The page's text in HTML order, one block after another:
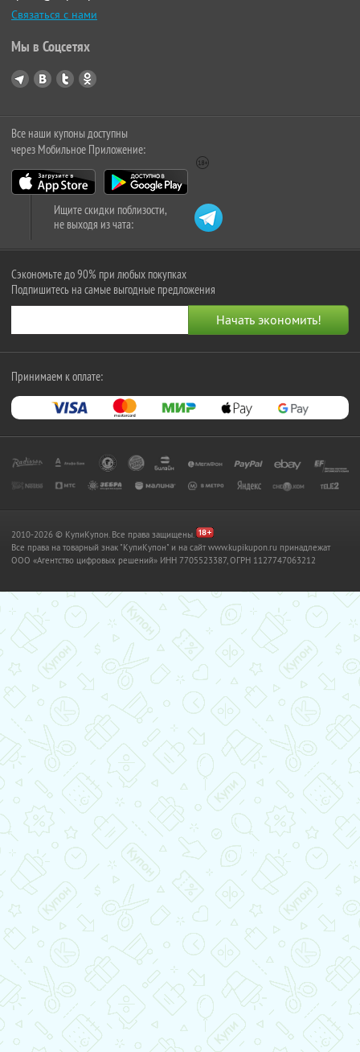
Связаться с нами
Мы в Соцсетях
Все наши купоны доступны
через Мобильное Приложение:
Ищите скидки поблизости,
не выходя из чата:
Сэкономьте до 90% при любых покупках
Подпишитесь на самые выгодные предложения
Принимаем к оплате:
2010-2026 © КупиКупон. Все права защищены.
Все права на товарный знак "КупиКупон" и на сайт www.kupikupon.ru принадлежат
OOO «Агентство цифровых решений» ИНН 7705523387, ОГРН 1127747063212